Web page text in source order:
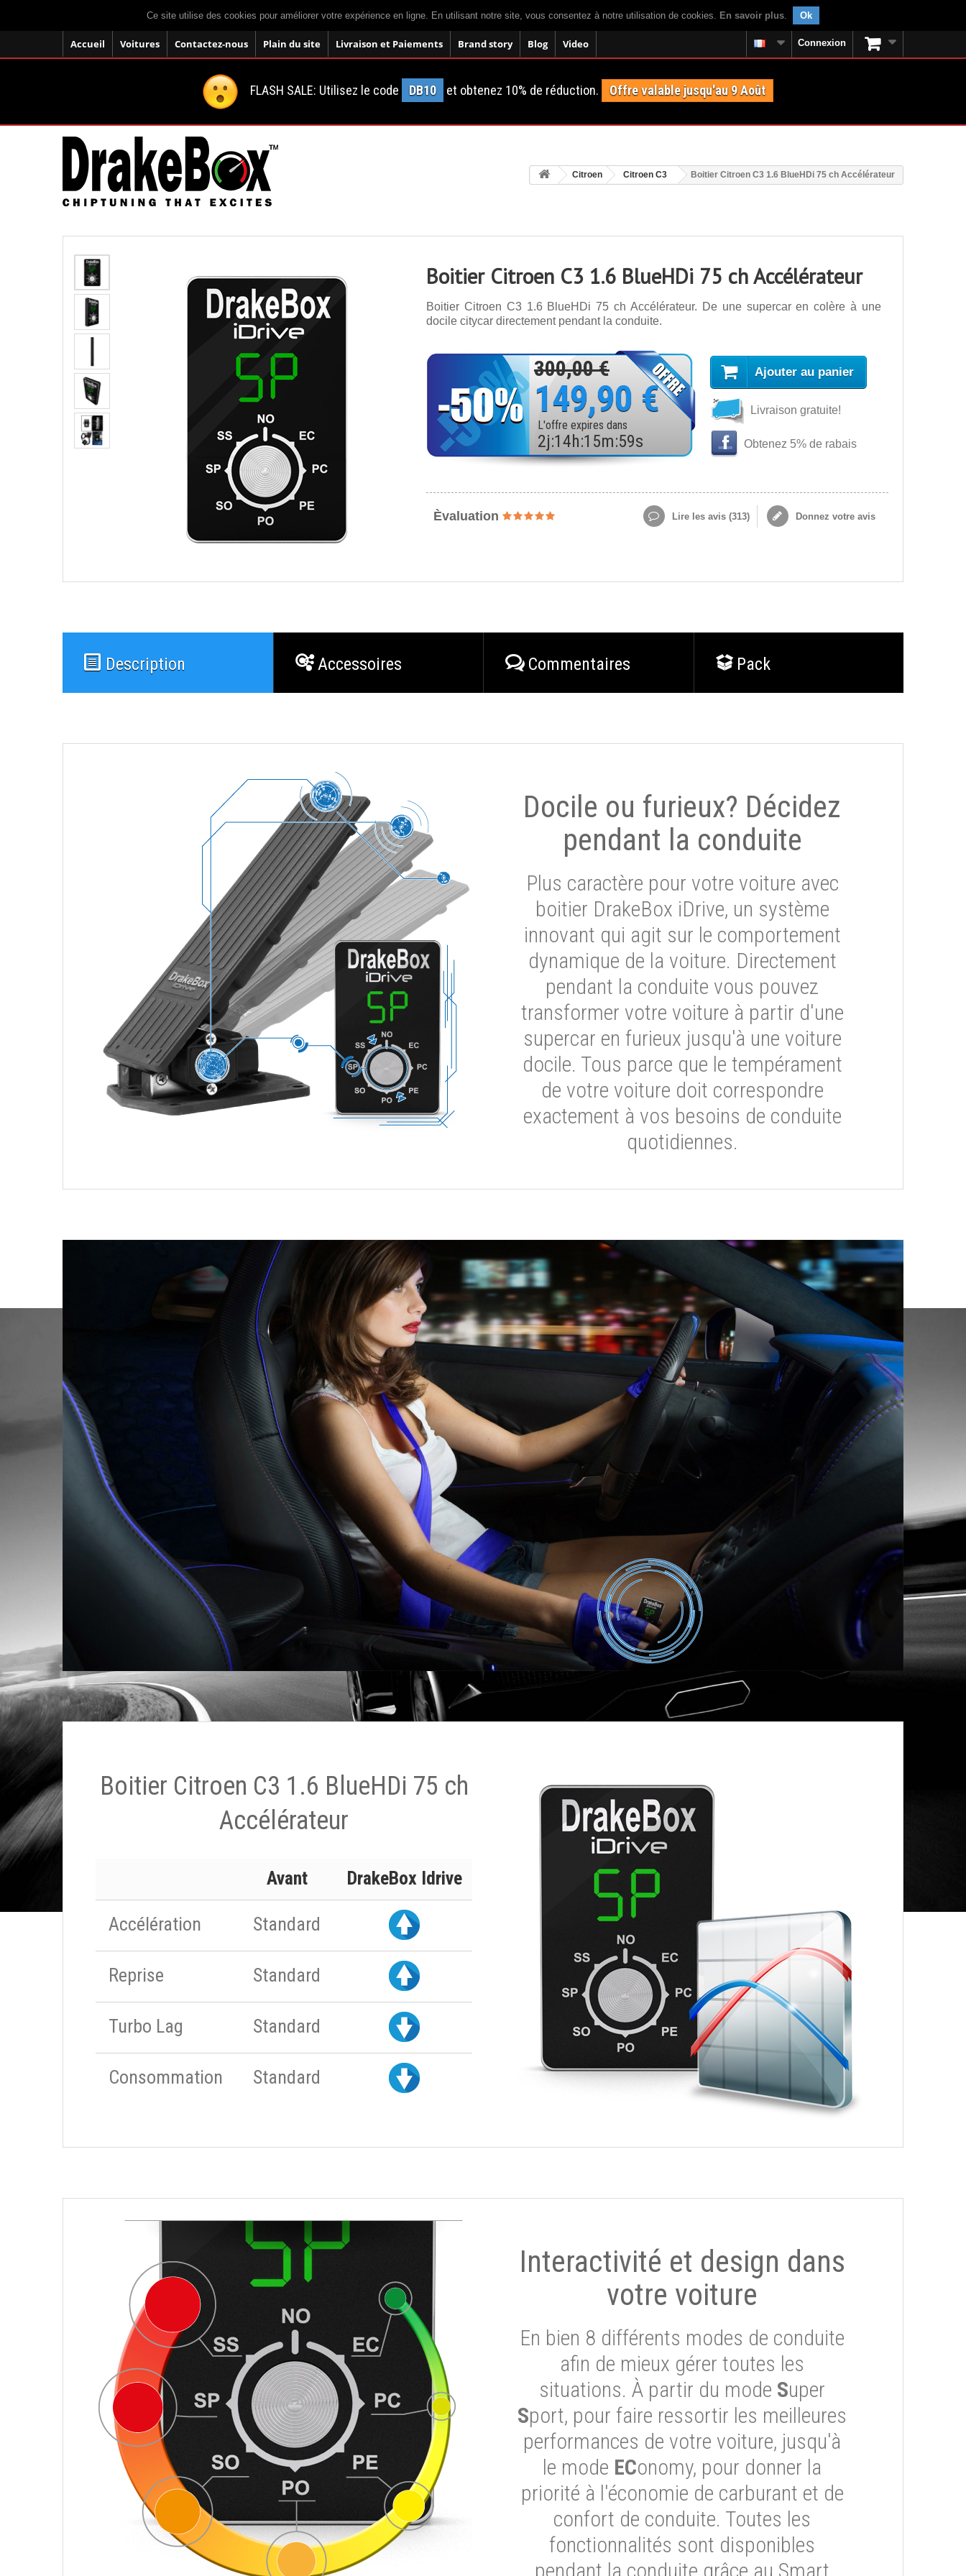
Ce site utilise des cookies pour améliorer votre expérience en ligne. En utilisant notre site, vous consentez à notre utilisation de cookies. En savoir plus. Ok
Accueil Voitures Contactez-nous Plain du site Livraison et Paiements Brand story Blog Video Connexion
FLASH SALE: Utilisez le code DB10 et obtenez 10% de réduction. Offre valable jusqu'au 9 Août
Citroen Citroen C3 Boitier Citroen C3 1.6 BlueHDi 75 ch Accélérateur
Boitier Citroen C3 1.6 BlueHDi 75 ch Accélérateur
Boitier Citroen C3 1.6 BlueHDi 75 ch Accélérateur. De une supercar en colère à une
docile citycar directement pendant la conduite.
300,00 €
149,90 €
L'offre expires dans
2j:14h:15m:57s
Ajouter au panier
Livraison gratuite!
Obtenez 5% de rabais
Èvaluation Lire les avis (313) Donnez votre avis
Description Accessoires Commentaires Pack
Docile ou furieux? Décidez
pendant la conduite
Plus caractère pour votre voiture avec
boitier DrakeBox iDrive, un système
innovant qui agit sur le comportement
dynamique de la voiture. Directement
pendant la conduite vous pouvez
transformer votre voiture à partir d'une
supercar en furieux jusqu'à une voiture
docile. Tous parce que le tempérament
de votre voiture doit correspondre
exactement à vos besoins de conduite
quotidiennes.
Boitier Citroen C3 1.6 BlueHDi 75 ch
Accélérateur
Avant DrakeBox Idrive
Accélération Standard
Reprise Standard
Turbo Lag Standard
Consommation Standard
Interactivité et design dans
votre voiture
En bien 8 différents modes de conduite
afin de mieux gérer toutes les
situations. À partir du mode Super
Sport, pour faire ressortir les meilleures
performances de votre voiture, jusqu'à
le mode EConomy, pour donner la
priorité à l'économie de carburant et de
confort de conduite. Toutes les
fonctionnalités sont disponibles
pendant la conduite grâce au Smart